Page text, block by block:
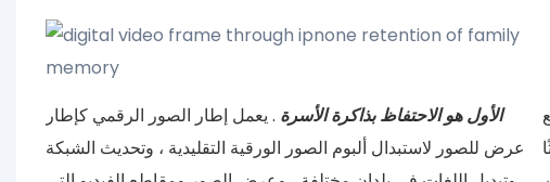
الأول هو الاحتفاظ بذاكرة الأسرة . يعمل إطار الصور الرقمي كإطار
عرض للصور لاستبدال ألبوم الصور الورقية التقليدية ، وتحديث الشبكة